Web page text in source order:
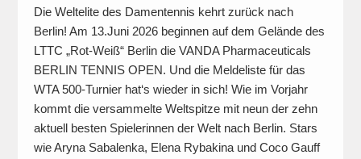
Die Weltelite des Damentennis kehrt zurück nach
Berlin! Am 13.Juni 2026 beginnen auf dem Gelände des
LTTC „Rot-Weiß“ Berlin die VANDA Pharmaceuticals
BERLIN TENNIS OPEN. Und die Meldeliste für das
WTA 500-Turnier hat‘s wieder in sich! Wie im Vorjahr
kommt die versammelte Weltspitze mit neun der zehn
aktuell besten Spielerinnen der Welt nach Berlin. Stars
wie Aryna Sabalenka, Elena Rybakina und Coco Gauff